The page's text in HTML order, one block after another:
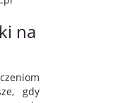
na
gdy